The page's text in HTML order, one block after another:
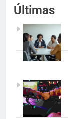
Últimas